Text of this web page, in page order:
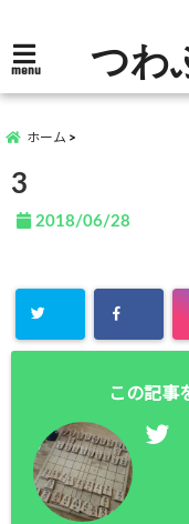
menu つわ
ホーム
3
2018/06/28
この記事